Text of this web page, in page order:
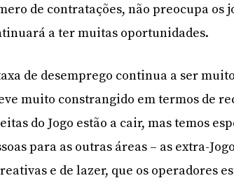
de contratações, não preocupa os
a ter muitas oportunidades.
de desemprego continua a ser
muito constrangido em termos de
do Jogo estão a cair, mas temos
para as outras áreas – as extra-
e de lazer, que os operadores